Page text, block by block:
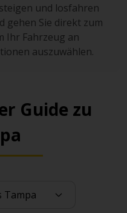
und losfahren
gehen Sie direkt zum
Ihr Fahrzeug an
auszuwählen.
Guide zu